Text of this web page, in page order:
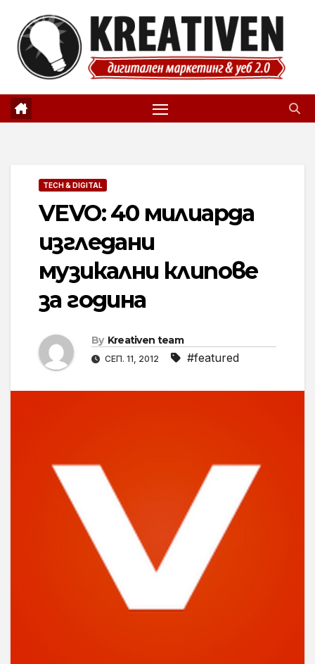
content
TECH & DIGITAL
VEVO: 40 милиарда
изгледани
музикални клипове
за година
By Kreativen team
СЕП. 11, 2012 #featured